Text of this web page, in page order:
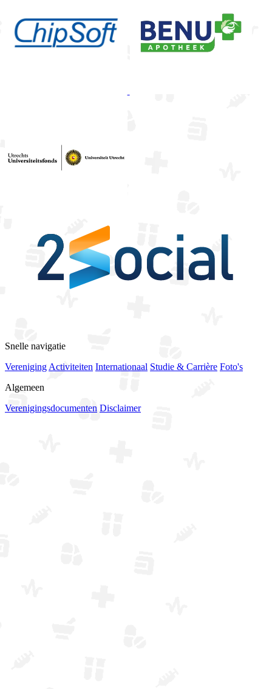
Snelle navigatie
VerenigingActiviteiten Internationaal Studie & Carrière Foto's
Algemeen
Verenigingsdocumenten Disclaimer